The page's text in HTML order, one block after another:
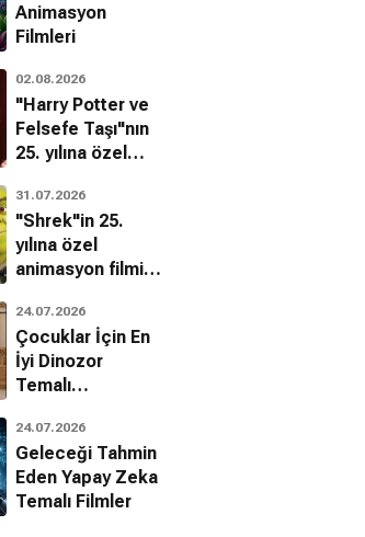
Andie MacDowell
Animasyon
Filmleri
02.08.2026
"Harry Potter ve
Felsefe Taşı"nın
25. yılına özel
bilinmeyenleri!
31.07.2026
"Shrek"in 25.
yılına özel
animasyon filmin
24.07.2026
Çocuklar İçin En
İyi Dinozor
Temalı
Filmleri
24.07.2026
Geleceği Tahmin
Eden Yapay Zeka
Temalı Filmler